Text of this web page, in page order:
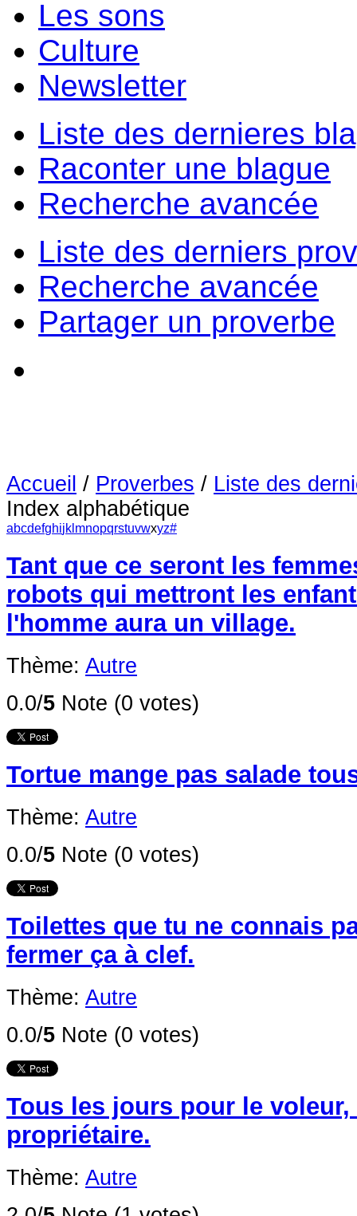
Les sons
Culture
Newsletter
Liste des dernieres
Raconter une blague
Recherche avancée
Liste des derniers
Recherche avancée
Partager un proverbe
Accueil / Proverbes / Liste des
Index alphabétique
abcdefghijk mnopqrstuvwxyz#
Tant que ce seront les
robots qui mettront les
l'homme aura un village.
Thème: Autre
0.0/5 Note (0 votes)
Tortue mange pas salade
Thème: Autre
0.0/5 Note (0 votes)
Toilettes que tu ne connais
fermer ça à clef.
Thème: Autre
0.0/5 Note (0 votes)
Tous les jours pour le
propriétaire.
Thème: Autre